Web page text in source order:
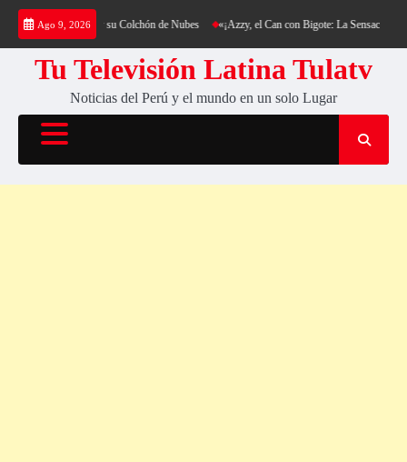
Saltar
contenido
Ago 9, 2026
Cantería y su Colchón de Nubes «¡Azzy, el Can con Bigote: La Sensación Peluda
Tu Televisión Latina Tulatv
Noticias del Perú y el mundo en un solo Lugar